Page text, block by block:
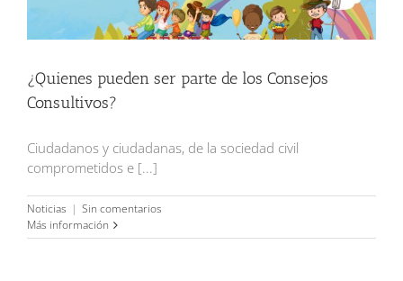
¿Quienes pueden ser parte de los Consejos
Consultivos?
Ciudadanos y ciudadanas, de la sociedad civil
comprometidos e [...]
Noticias | Sin comentarios
Más información